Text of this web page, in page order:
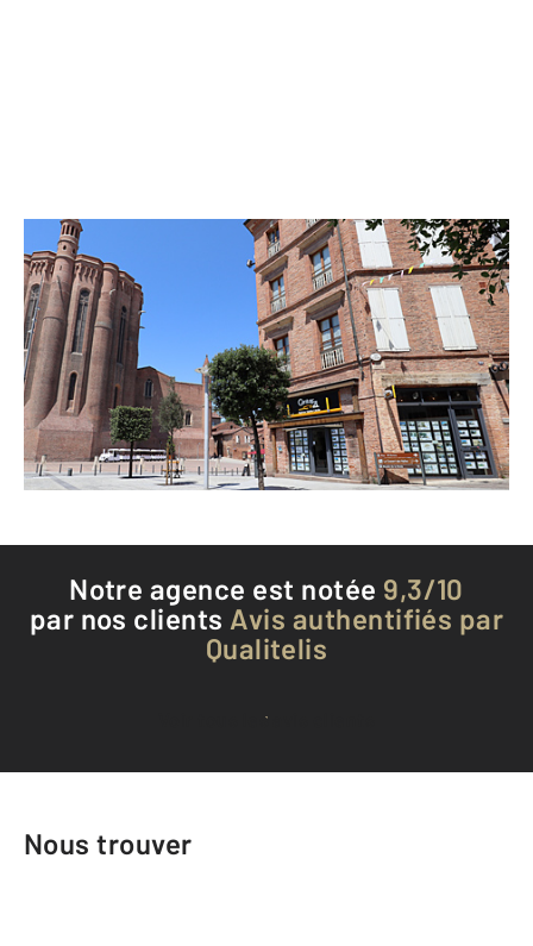
CENTURY 21 Agence Sainte-Cécile
5 place Sainte-Cécile
ALBI - 81000
Envoyer un message
Téléphoner à l'agence
Notre agence est notée 9,3/10
par nos clients Avis authentifiés par
Qualitelis
Voir tous les avis clients
Nous trouver